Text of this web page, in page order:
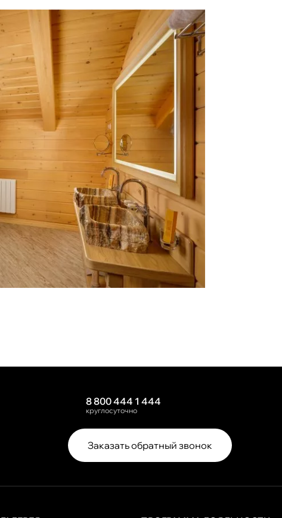
8 800 444 1 444
круглосуточно
Заказать обратный звонок